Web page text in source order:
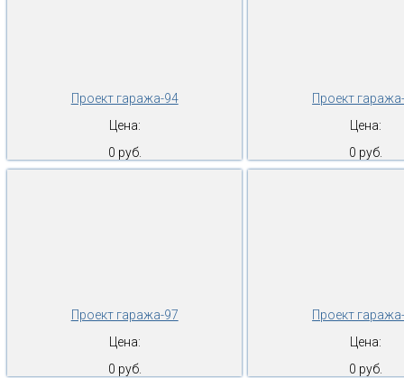
Проект гаража-94
Цена:
0 руб.
Проект
Цена:
0 руб.
Проект гаража-97
Цена:
0 руб.
Проект
Цена:
0 руб.